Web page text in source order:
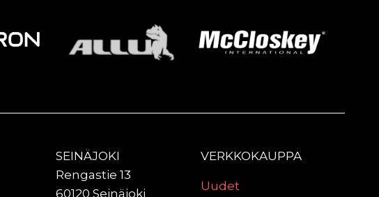
SEINÄJOKI
Rengastie 13
60120 Seinäjoki
VERKKOKAUPPA
Uudet